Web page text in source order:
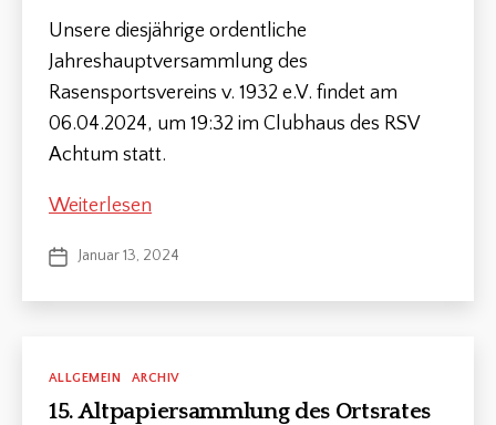
Unsere diesjährige ordentliche
Jahreshauptversammlung des
Rasensportsvereins v. 1932 e.V. findet am
06.04.2024, um 19:32 im Clubhaus des RSV
Achtum statt.
Weiterlesen
Veröffentlichungsdatum
Januar 13, 2024
Kategorien
ALLGEMEIN ARCHIV
15. Altpapiersammlung des Ortsrates